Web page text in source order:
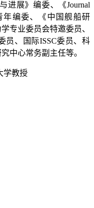
进展》编委、《Journal
年编委、《中国舰船研
专业委员会特邀委员、
员、国际ISSC委员、科
中心常务副主任等。
学教授